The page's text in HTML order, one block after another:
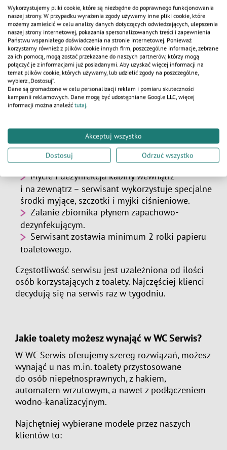
Profesjonalny serwis – etapy
W WC Serwis oferujemy nie tylko wynajem toalet
przenośnych, ale również ich serwis. W jaki
sposób on przebiega? Można tutaj wymienić 4
Wybieranie nieczystości – zawartość zbiornika
zostaje wyciągnięta do samochodu
asenizacyjnego.
Mycie i dezynfekcja kabiny wewnątrz
i na zewnątrz – serwisant wykorzystuje specjalne
środki myjące, szczotki i myjki ciśnieniowe.
Zalanie zbiornika płynem zapachowo-
dezynfekującym.
Serwisant zostawia minimum 2 rolki papieru
toaletowego.
Częstotliwość serwisu jest uzależniona od ilości
osób korzystających z toalety. Najczęściej klienci
decydują się na serwis raz w tygodniu.
Jakie toalety możesz wynająć w WC Serwis?
W WC Serwis oferujemy szereg rozwiązań, możesz
wynająć u nas m.in. toalety przystosowane
do osób niepełnosprawnych, z hakiem,
automatem wrzutowym, a nawet z podłączeniem
wodno-kanalizacyjnym.
Najchętniej wybierane modele przez naszych
klientów to:
KALKULATOR
Wykorzystujemy pliki cookie, które są niezbędne do poprawnego funkcjonowania
naszej strony. W przypadku wyrażenia zgody używamy inne pliki cookie, które
możemy zamieścić w celu analizy danych dotyczących odwiedzających, ulepszenia
naszej strony internetowej, pokazania spersonalizowanych treści i zapewnienia
Państwu wspaniałego doświadczenia na stronie internetowej. Ponieważ
korzystamy również z plików cookie innych firm, poszczególne informacje, zebrane
za ich pomocą, mogą zostać przekazane do naszych partnerów, którzy mogą
połączyć je z informacjami już posiadanymi. Aby uzyskać więcej informacji na
temat plików cookie, których używamy, lub udzielić zgody na poszczególne,
wybierz „Dostosuj”.
Dane są gromadzone w celu personalizacji reklam i pomiaru skuteczności
kampanii reklamowych. Dane mogą być udostępniane Google LLC, więcej
informacji można znaleźć tutaj.
Akceptuj wszystko
Dostosuj Odrzuć wszystko